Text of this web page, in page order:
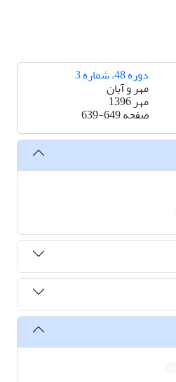
دوره 48، شماره 3
مهر و آبان
مهر 1396
صفحه639-649